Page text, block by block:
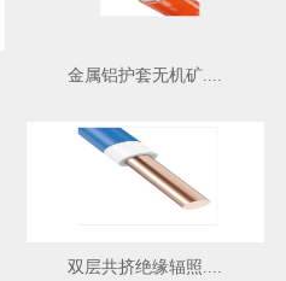
金属铝护套无机矿....
双层共挤绝缘辐照....